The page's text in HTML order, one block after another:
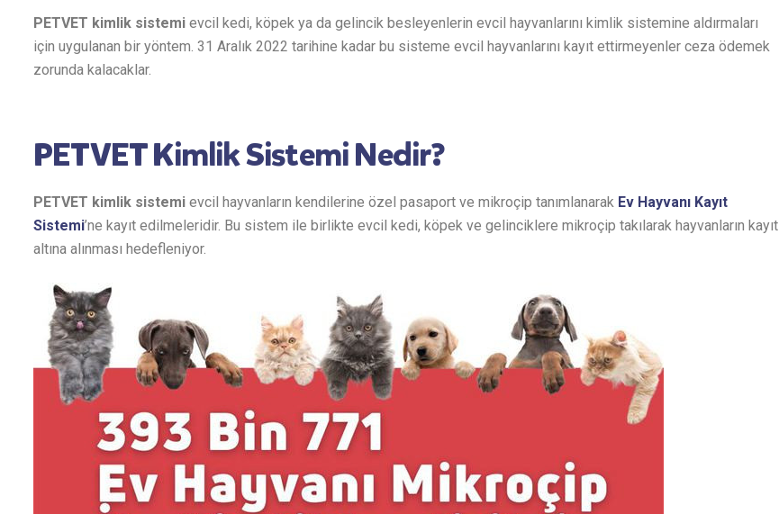
PETVET kimlik sistemi evcil kedi, köpek ya da gelincik besleyenlerin evcil hayvanlarını kimlik sistemine aldırmaları
için uygulanan bir yöntem. 31 Aralık 2022 tarihine kadar bu sisteme evcil hayvanlarını kayıt ettirmeyenler ceza ödemek
zorunda kalacaklar.
PETVET Kimlik Sistemi Nedir?
PETVET kimlik sistemi evcil hayvanların kendilerine özel pasaport ve mikroçip tanımlanarak Ev Hayvanı Kayıt
Sistemi’ne kayıt edilmeleridir. Bu sistem ile birlikte evcil kedi, köpek ve gelinciklere mikroçip takılarak hayvanların kayıt
altına alınması hedefleniyor.